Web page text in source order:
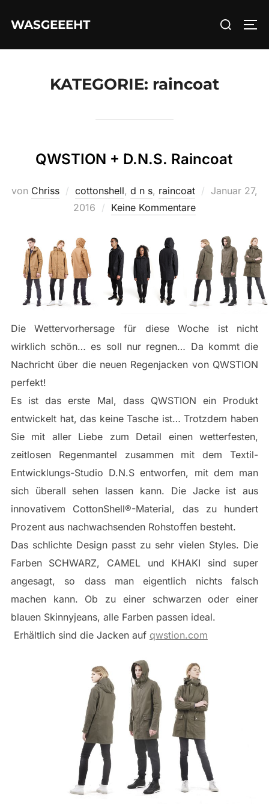
InhaltWASGEEEHT
Suchen
KATEGORIE: raincoat
QWSTION + D.N.S. Raincoat
von Chriss cottonshell, d n s, raincoat
Januar 27,
2016
Keine Kommentare
Die Wettervorhersage für diese Woche ist nicht
wirklich schön… es soll nur regnen… Da kommt die
Nachricht über die neuen Regenjacken von QWSTION
perfekt!
Es ist das erste Mal, dass QWSTION ein Produkt
entwickelt hat, das keine Tasche ist… Trotzdem haben
Sie mit aller Liebe zum Detail einen wetterfesten,
zeitlosen Regenmantel zusammen mit dem Textil-
Entwicklungs-Studio D.N.S entworfen, mit dem man
sich überall sehen lassen kann. Die Jacke ist aus
innovativem CottonShell®-Material, das zu hundert
Prozent aus nachwachsenden Rohstoffen besteht.
Das schlichte Design passt zu sehr vielen Styles. Die
Farben SCHWARZ, CAMEL und KHAKI sind super
angesagt, so dass man eigentlich nichts falsch
machen kann. Ob zu einer schwarzen oder einer
blauen Skinnyjeans, alle Farben passen ideal.
Erhältlich sind die Jacken auf qwstion.com